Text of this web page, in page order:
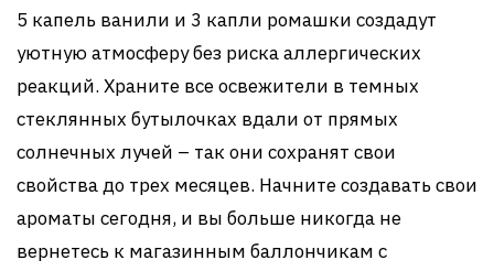
5 капель ванили и 3 капли ромашки создадут
уютную атмосферу без риска аллергических
реакций. Храните все освежители в темных
стеклянных бутылочках вдали от прямых
солнечных лучей – так они сохранят свои
свойства до трех месяцев. Начните создавать свои
ароматы сегодня, и вы больше никогда не
вернетесь к магазинным баллончикам с